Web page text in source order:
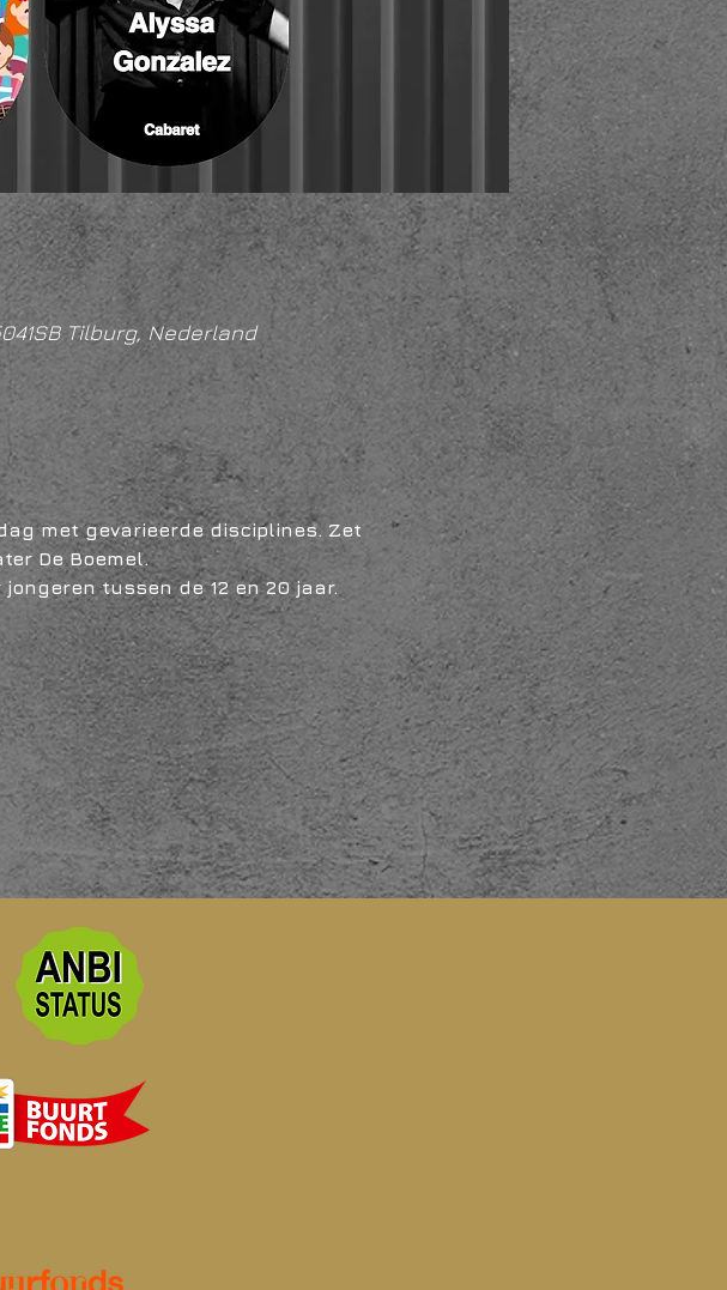
Tilburg, Nederland
met gevarieerde disciplines. Zet
De Boemel.
tussen de 12 en 20 jaar.